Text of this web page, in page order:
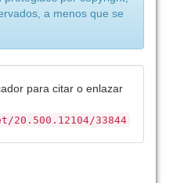
a menos que se
para citar o enlazar
33844